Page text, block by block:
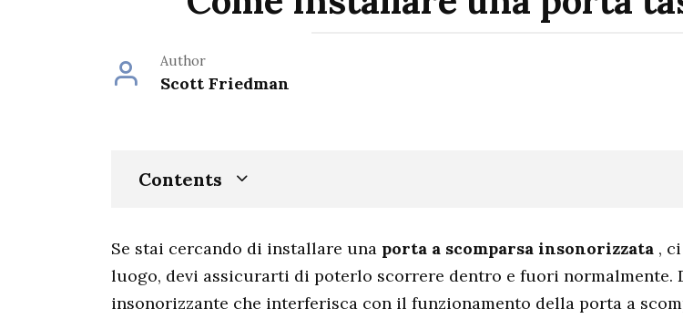
Author
Scott Friedman
Contents
Se stai cercando di installare una porta a scomparsa insonorizzata ,
luogo, devi assicurarti di poterlo scorrere dentro e fuori
insonorizzante che interferisca con il funzionamento della porta a